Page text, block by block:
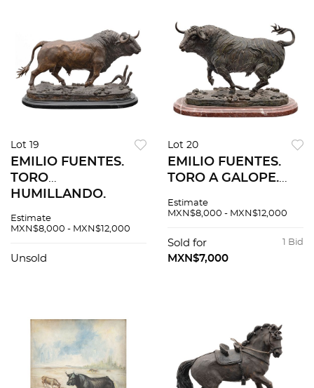
Lot 19
EMILIO FUENTES.
TORO
HUMILLANDO.
patinado con base
fechada y seriada:
Estimate
MXN$8,000 - MXN$12,000
Unsold
Lot 20
EMILIO FUENTES.
TORO A GALOPE.
patinado con base
fechada y referida:
"Fuentes, 2000, 1/1".
Estimate
MXN$8,000 - MXN$12,000
1 Bid
Sold for
MXN$7,000